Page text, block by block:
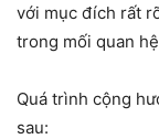
với mục đích rất
trong mối quan
Quá trình cộng
sau: